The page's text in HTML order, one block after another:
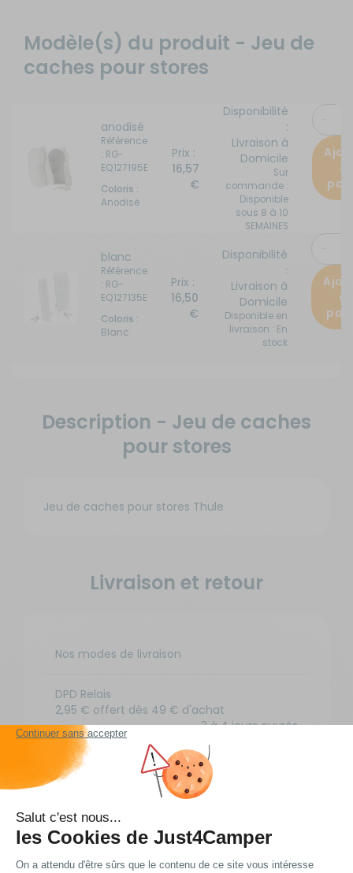
Modèle(s) du produit - Jeu de
caches pour stores
anodisé
Référence
: RG-
EQ127195E
Coloris :
Anodisé
Prix :
16,57
€
Disponibilité
:
Livraison à
Domicile
Sur
commande :
Disponible
sous 8 à 10
SEMAINES
blanc
Référence
: RG-
EQ127135E
Coloris :
Blanc
Prix :
16,50
€
Disponibilité
:
Livraison à
Domicile
Disponible en
livraison : En
stock
Description - Jeu de caches
pour stores
Jeu de caches pour stores Thule
Livraison et retour
Nos modes de livraison
DPD Relais
2,95 € offert dès 49 € d'achat
3 à 4 jours ouvrés
DPD à domicile
7,49 € offert dès 49 € d'achat
3 à 4 jours ouvrés
TNT Express